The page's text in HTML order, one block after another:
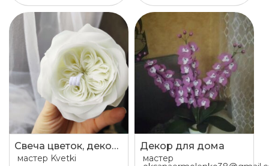
Свеча цветок, декор дома, уют, украшение
мастер Kvetki
Декор для дома
мастер